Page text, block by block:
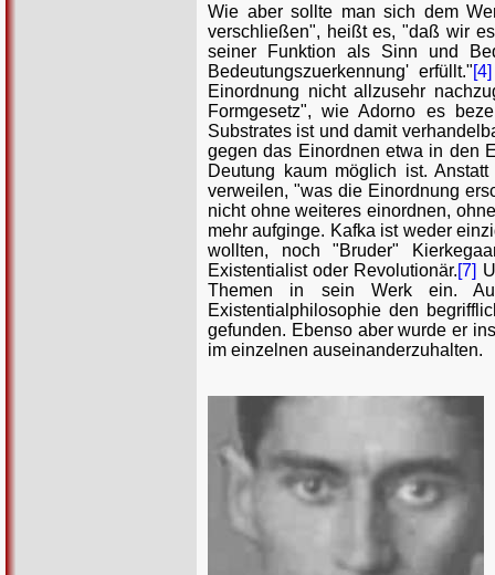
Wie aber sollte man sich dem
verschließen", heißt es, "daß wir
seiner Funktion als Sinn und
Bedeutungszuerkennung' erfüllt."[4]
Einordnung nicht allzusehr
Formgesetz", wie Adorno es
Substrates ist und damit
gegen das Einordnen etwa in den
Deutung kaum möglich ist.
verweilen, "was die Einordnung
nicht ohne weiteres einordnen,
mehr aufginge. Kafka ist weder
wollten, noch "Bruder"
Existentialist oder Revolutionär.[7]
Themen in sein Werk ein.
Existentialphilosophie den
gefunden. Ebenso aber wurde er
im einzelnen auseinanderzuhalten.